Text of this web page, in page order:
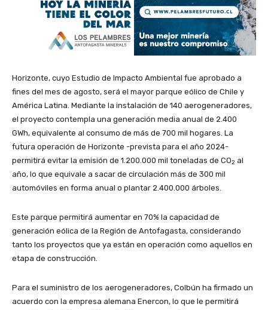
Horizonte, cuyo Estudio de Impacto Ambiental fue aprobado a
fines del mes de agosto, será el mayor parque eólico de Chile y
América Latina. Mediante la instalación de 140 aerogeneradores,
el proyecto contempla una generación media anual de 2.400
GWh, equivalente al consumo de más de 700 mil hogares. La
futura operación de Horizonte -prevista para el año 2024-
permitirá evitar la emisión de 1.200.000 mil toneladas de CO2 al
año, lo que equivale a sacar de circulación más de 300 mil
automóviles en forma anual o plantar 2.400.000 árboles.
Este parque permitirá aumentar en 70% la capacidad de
generación eólica de la Región de Antofagasta, considerando
tanto los proyectos que ya están en operación como aquellos en
etapa de construcción.
Para el suministro de los aerogeneradores, Colbún ha firmado un
acuerdo con la empresa alemana Enercon, lo que le permitirá